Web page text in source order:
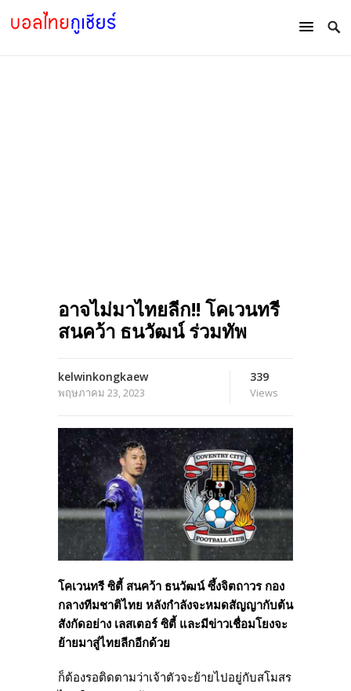
อาจไม่มาไทยลีก!! โคเวนทรี
สนคว้า ธนวัฒน์ ร่วมทัพ
kelwinkongkaew
พฤษภาคม 23, 2023
339
Views
โคเวนทรี ซิตี้ สนคว้า ธนวัฒน์ ซึ้งจิตถาวร กอง
กลางทีมชาติไทย หลังกำลังจะหมดสัญญากับต้น
สังกัดอย่าง เลสเตอร์ ซิตี้ และมีข่าวเชื่อมโยงจะ
ย้ายมาสู่ไทยลีกอีกด้วย
ก็ต้องรอติดตามว่าเจ้าตัวจะย้ายไปอยู่กับสโมสร